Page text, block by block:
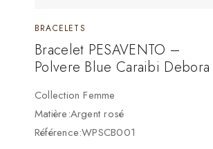
BRACELETS
Bracelet PESAVENTO –
Polvere Blue Caraibi Debora
Collection Femme
Matière:Argent rosé
Référence:WPSCB001